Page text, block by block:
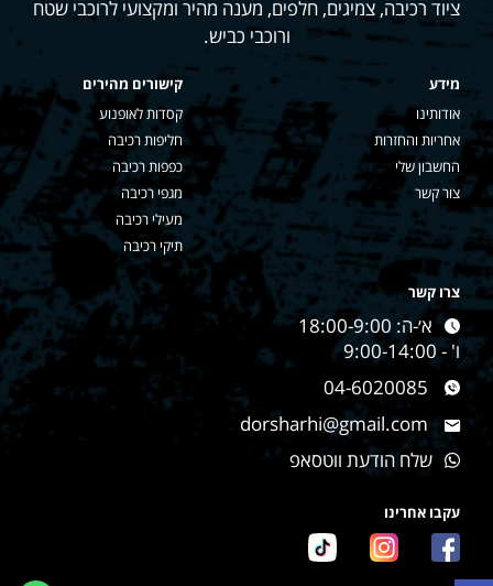
ציוד רכיבה, צמיגים, חלפים, מענה מהיר ומקצועי לרוכבי שטח
ורוכבי כביש.
מידע
אודותינו
אחריות והחזרות
החשבון שלי
צור קשר
קישורים מהירים
קסדות לאופנוע
חליפות רכיבה
כפפות רכיבה
מגפי רכיבה
מעילי רכיבה
תיקי רכיבה
צרו קשר
א׳-ה: 18:00-9:00
ו' - 9:00-14:00
04-6020085
dorsharhi@gmail.com
שלח הודעת ווטסאפ
עקבו אחרינו